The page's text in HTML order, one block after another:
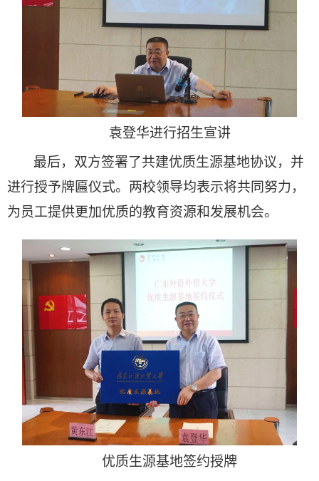
袁登华进行招生宣讲
最后，双方签署了共建优质生源基地协议，并
进行授予牌匾仪式。两校领导均表示将共同努力，
为员工提供更加优质的教育资源和发展机会。
优质生源基地签约授牌